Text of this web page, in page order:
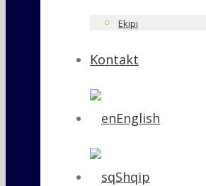
Ekipi
Kontakt
English
Shqip